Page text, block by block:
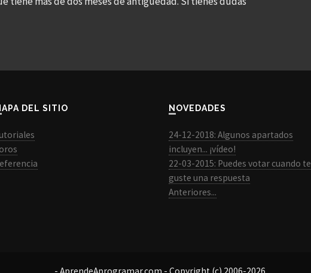
MAPA DEL SITIO NOVEDADES
24-12-2018: Algunos apartados
incluyen... ¡vídeo!
22-03-2015: Puedes votar cuando te
guste una respuesta
Anteriores...